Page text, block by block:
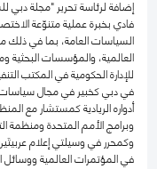
فادي بخبرة عملية متنوّعة
السياسات العامة، بما في ذلك
العالمية، والمؤسسات البحثية
للإدارة الحكومية في المكتب
في دبي كخبير في مجال سياسات
أدواره الريادية كمستشار مع
وبرامج الأمم المتحدة ومنظمة
وكمحرر في وسيلتي إعلام
في المؤتمرات العالمية ووسائل